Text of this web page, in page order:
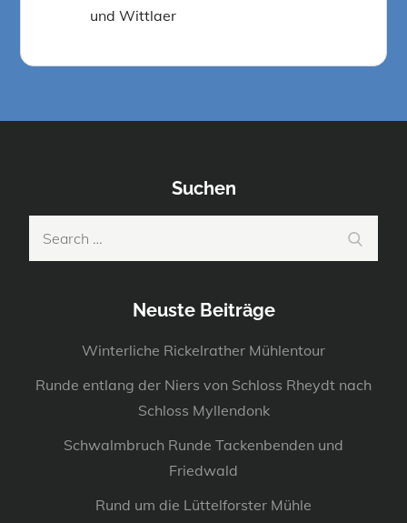
und Wittlaer
Suchen
Neuste Beiträge
Winterliche Rickelrather Mühlentour
Runde entlang der Niers von Schloss Rheydt nach
Schloss Myllendonk
Schwalmbruch Runde Tackenbenden und
Friedwald
Rund um die Lüttelforster Mühle